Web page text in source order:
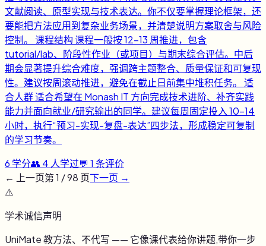
文献阅读、原型实现与技术表达。你不仅要掌握理论框架，还
要能把方法应用到复杂业务场景，并清楚说明方案取舍与风险
控制。 课程结构 课程一般按 12-13 周推进，包含
tutorial/lab、阶段性作业（或项目）与期末综合评估。中后
期会显著提升综合难度，强调跨主题整合、质量保证和可复现
性。建议按周滚动推进，避免在截止日前集中堆积任务。 适
合人群 适合希望在 Monash IT 方向完成技术进阶、补齐实践
能力并面向就业/研究输出的同学。建议每周固定投入 10-14
小时，执行“预习-实现-复盘-表达”四步法，形成稳定可复制
的学习节奏。
6 学分👥 4 人学过💬 1 条评价
← 上一页第1 /98 页下一页 →
⚠️
学术诚信声明
UniMate 教方法、不代写 —— 它像课代表给你讲题,带你一步